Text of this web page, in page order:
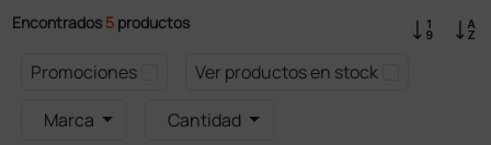
Encontrados 5 productos
Promociones
Ver productos en stock
Marca
Cantidad